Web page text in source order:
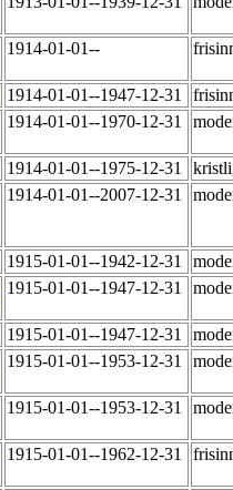
1914-01-01--
1914-01-01--1947-12-31
1914-01-01--1970-12-31
1914-01-01--1975-12-31
1914-01-01--2007-12-31
1915-01-01--1942-12-31
1915-01-01--1947-12-31
1915-01-01--1947-12-31
1915-01-01--1953-12-31
1915-01-01--1953-12-31
1915-01-01--1962-12-31